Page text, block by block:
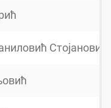
Стојановић